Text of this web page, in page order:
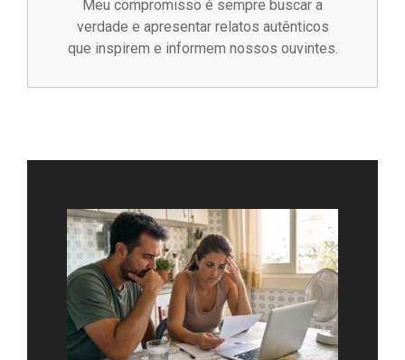
Meu compromisso é sempre buscar a
verdade e apresentar relatos autênticos
que inspirem e informem nossos ouvintes.